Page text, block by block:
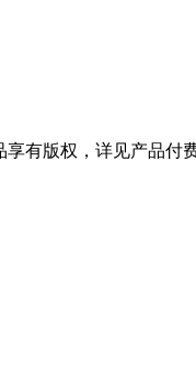
有版权，详见产品付